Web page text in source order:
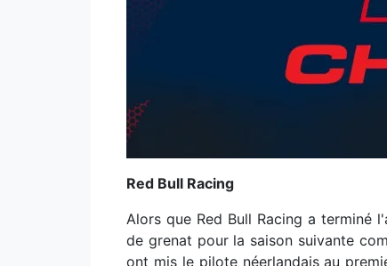
Red Bull Racing
Alors que Red Bull Racing a terminé
de grenat pour la saison suivante
ont mis le pilote néerlandais au